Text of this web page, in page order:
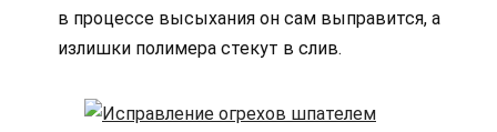
в процессе высыхания он сам выправится, а
излишки полимера стекут в слив.